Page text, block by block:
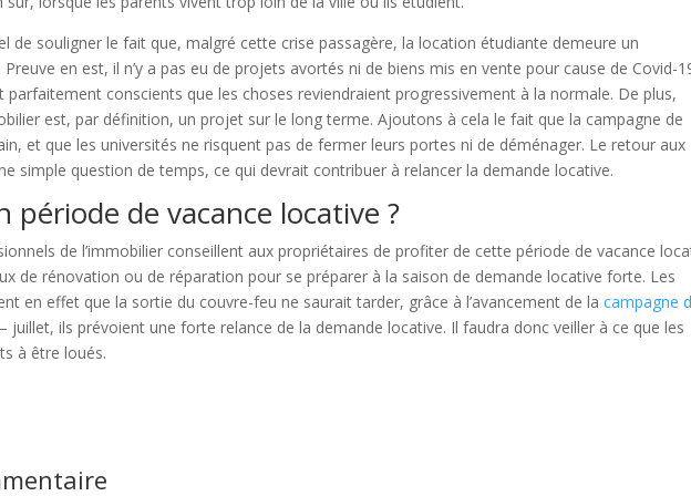
de souligner le fait que, malgré cette crise passagère, la location étudiante demeure un
en est, il n’y a pas eu de projets avortés ni de biens mis en vente pour cause de Covid-
parfaitement conscients que les choses reviendraient progressivement à la normale. De plus,
est, par définition, un projet sur le long terme. Ajoutons à cela le fait que la campagne de
et que les universités ne risquent pas de fermer leurs portes ni de déménager. Le retour aux
simple question de temps, ce qui devrait contribuer à relancer la demande locative.
période de vacance locative ?
de l’immobilier conseillent aux propriétaires de profiter de cette période de vacance
de rénovation ou de réparation pour se préparer à la saison de demande locative forte. Les
en effet que la sortie du couvre-feu ne saurait tarder, grâce à l’avancement de lacampagne
juillet, ils prévoient une forte relance de la demande locative. Il faudra donc veiller à ce que les
à être loués.